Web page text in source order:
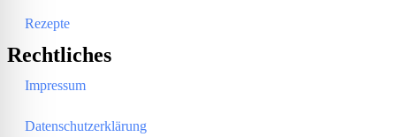
Rezepte
Rechtliches
Impressum
Datenschutzerklärung